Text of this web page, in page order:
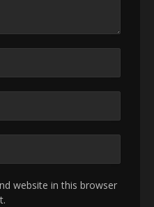
website in this browser